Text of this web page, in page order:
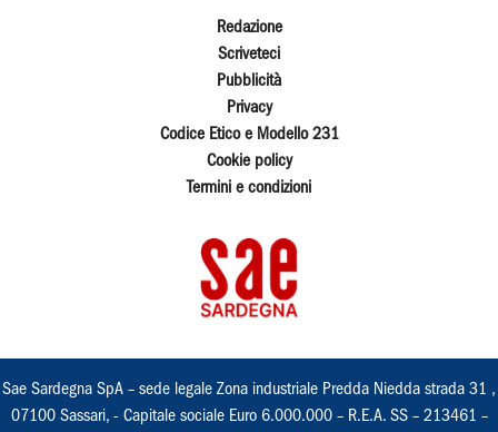
Redazione
Scriveteci
Pubblicità
Privacy
Codice Etico e Modello 231
Cookie policy
Termini e condizioni
Sae Sardegna SpA – sede legale Zona industriale Predda Niedda strada 31 ,
07100 Sassari, - Capitale sociale Euro 6.000.000 – R.E.A. SS – 213461 –